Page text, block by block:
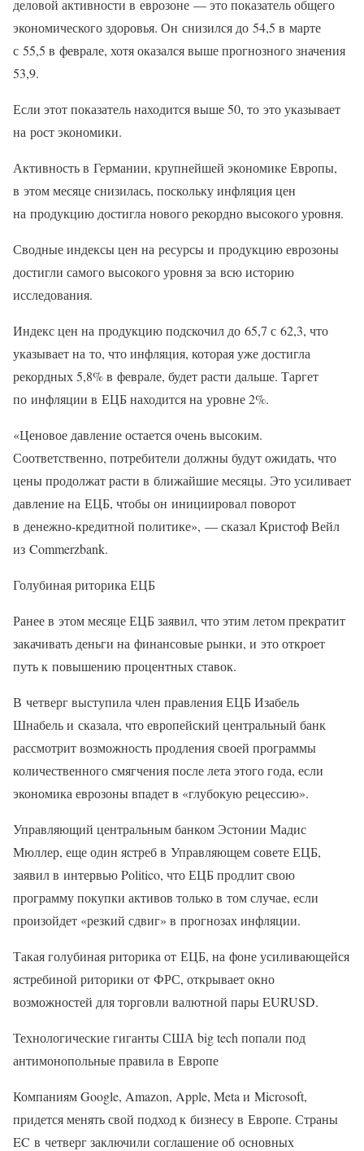
деловой активности в еврозоне — это показатель общего
экономического здоровья. Он снизился до 54,5 в марте
с 55,5 в феврале, хотя оказался выше прогнозного значения
53,9.
Если этот показатель находится выше 50, то это указывает
на рост экономики.
Активность в Германии, крупнейшей экономике Европы,
в этом месяце снизилась, поскольку инфляция цен
на продукцию достигла нового рекордно высокого уровня.
Сводные индексы цен на ресурсы и продукцию еврозоны
достигли самого высокого уровня за всю историю
исследования.
Индекс цен на продукцию подскочил до 65,7 с 62,3, что
указывает на то, что инфляция, которая уже достигла
рекордных 5,8% в феврале, будет расти дальше. Таргет
по инфляции в ЕЦБ находится на уровне 2%.
«Ценовое давление остается очень высоким.
Соответственно, потребители должны будут ожидать, что
цены продолжат расти в ближайшие месяцы. Это усиливает
давление на ЕЦБ, чтобы он инициировал поворот
в денежно-кредитной политике», — сказал Кристоф Вейл
из Commerzbank.
Голубиная риторика ЕЦБ
Ранее в этом месяце ЕЦБ заявил, что этим летом прекратит
закачивать деньги на финансовые рынки, и это откроет
путь к повышению процентных ставок.
В четверг выступила член правления ЕЦБ Изабель
Шнабель и сказала, что европейский центральный банк
рассмотрит возможность продления своей программы
количественного смягчения после лета этого года, если
экономика еврозоны впадет в «глубокую рецессию».
Управляющий центральным банком Эстонии Мадис
Мюллер, еще один ястреб в Управляющем совете ЕЦБ,
заявил в интервью Politico, что ЕЦБ продлит свою
программу покупки активов только в том случае, если
произойдет «резкий сдвиг» в прогнозах инфляции.
Такая голубиная риторика от ЕЦБ, на фоне усиливающейся
ястребиной риторики от ФРС, открывает окно
возможностей для торговли валютной пары EURUSD.
Технологические гиганты США big tech попали под
антимонопольные правила в Европе
Компаниям Google, Amazon, Apple, Meta и Microsoft,
придется менять свой подход к бизнесу в Европе. Страны
EC в четверг заключили соглашение об основных